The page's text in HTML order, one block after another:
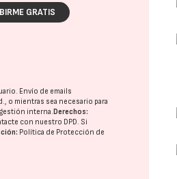
GRATIS
Envío de emails
o mientras sea necesario para
interna. Derechos:
con nuestro DPD. Si
Política de Protección de